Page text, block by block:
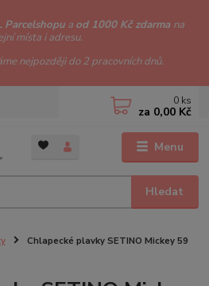
Parcelshopu a od 1000 Kč zdarma na
místa i adresu.
nejpozději do 2 pracovních dnů.
Menu
Hledat
0 ks
za 0,00 Kč
Chlapecké plavky SETINO Mickey 59